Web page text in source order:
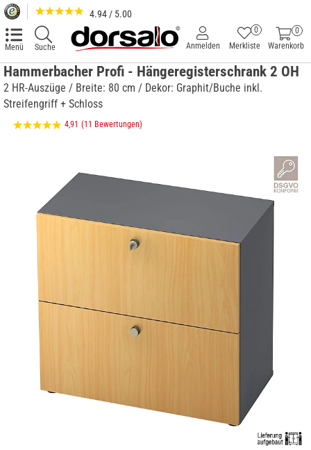
4.94 / 5.00
Menü Suche
0
Warenkorb
Merkliste
0
Anmelden
Hammerbacher Profi - Hängeregisterschrank 2 OH
2 HR-Auszüge / Breite: 80 cm / Dekor: Graphit/Buche inkl.
Streifengriff + Schloss
4,91 (11 Bewertungen)